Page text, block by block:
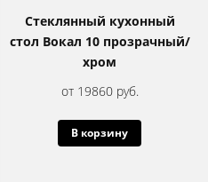
Стеклянный кухонный
стол Вокал 10 прозрачный/
хром
от 19860 руб.
В корзину